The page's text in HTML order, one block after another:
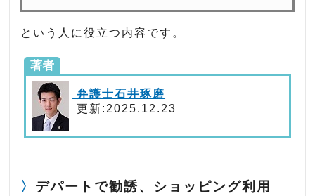
という人に役立つ内容です。
著者
弁護士石井琢磨
更新:2025.12.23
デパートで勧誘、ショッピング利用